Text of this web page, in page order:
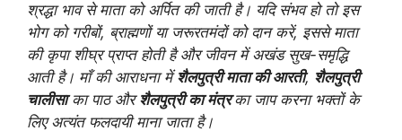
श्रद्धा भाव से माता को अर्पित की जाती है। यदि संभव हो तो इस
भोग को गरीबों, ब्राह्मणों या जरूरतमंदों को दान करें, इससे माता
की कृपा शीघ्र प्राप्त होती है और जीवन में अखंड सुख-समृद्धि
आती है। माँ की आराधना मेंशैलपुत्री माता की आरती, शैलपुत्री
चालीसाका पाठ औरशैलपुत्री का मंत्रका जाप करना भक्तों के
लिए अत्यंत फलदायी माना जाता है।